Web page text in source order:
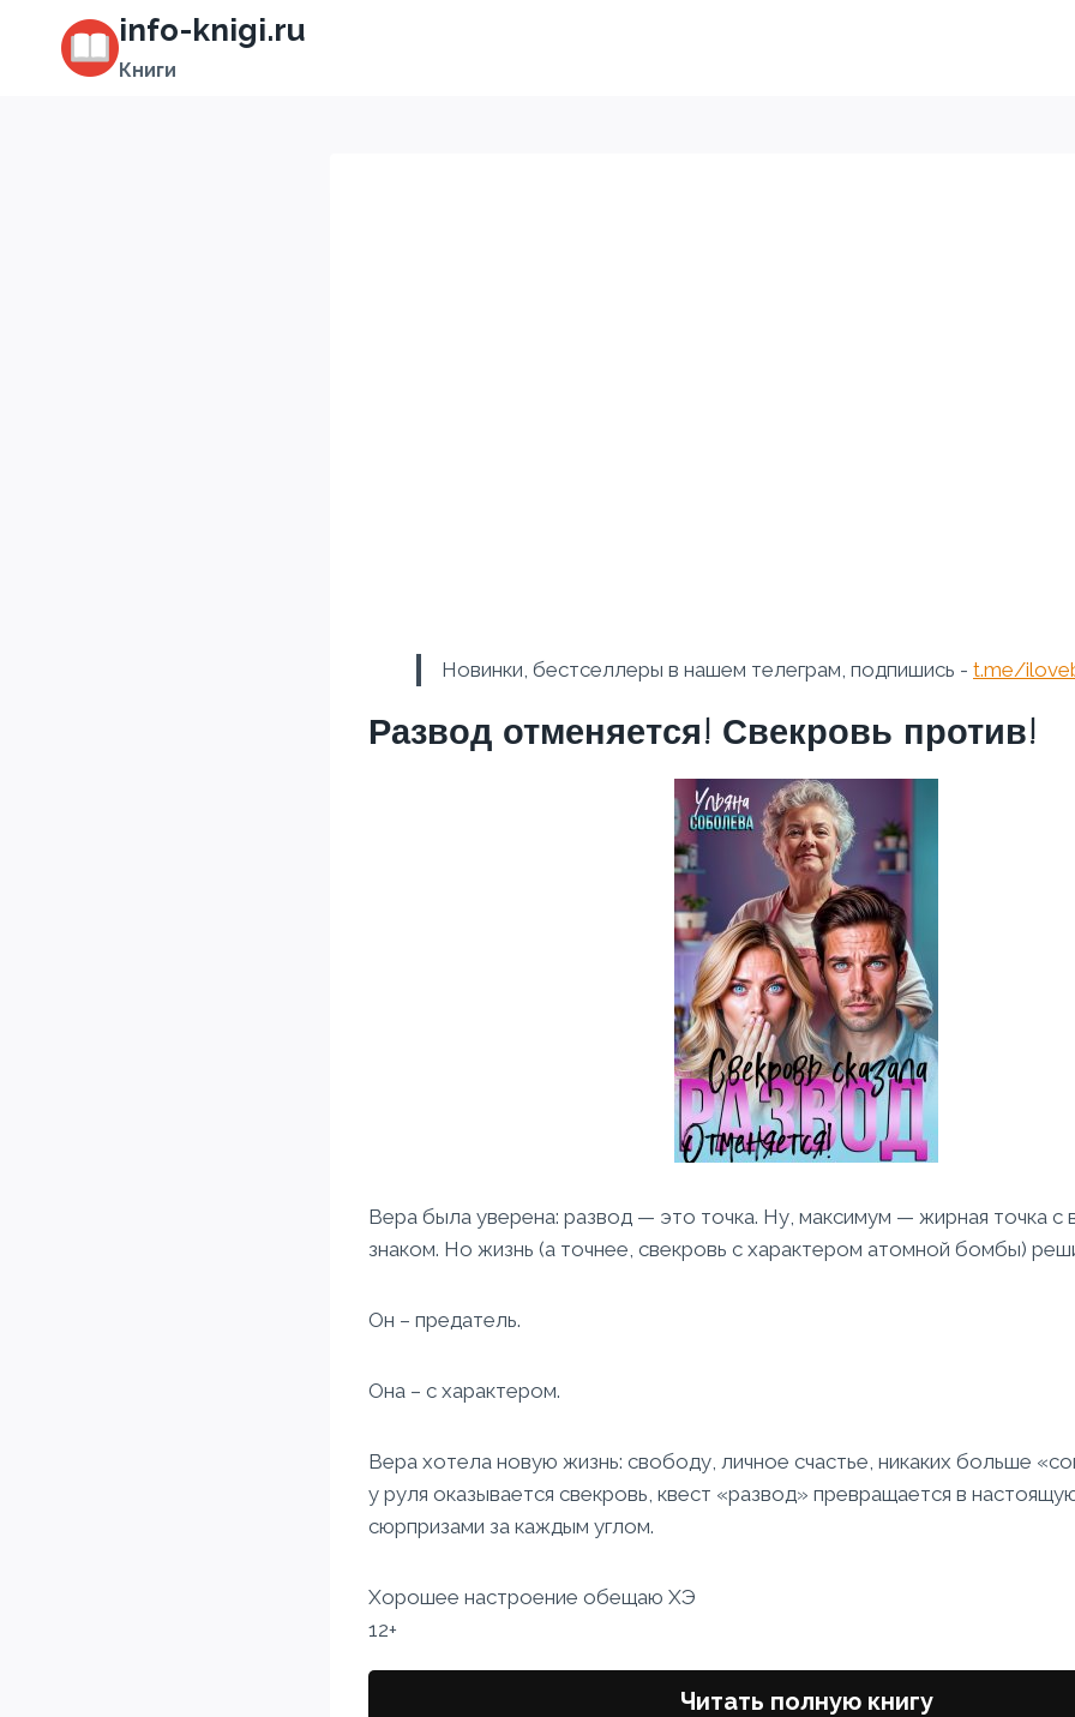
Перейти
содержимому
info-knigi.ru
Книги
Новинки, бестселлеры в нашем телеграм, подпишись - t.me/
Развод отменяется! Свекровь против!
Вера была уверена: развод — это точка. Ну, максимум — жирная точка с
знаком. Но жизнь (а точнее, свекровь с характером атомной бомбы)
Он – предатель.
Она – с характером.
Вера хотела новую жизнь: свободу, личное счастье, никаких больше
у руля оказывается свекровь, квест «развод» превращается в
сюрпризами за каждым углом.
Хорошее настроение обещаю ХЭ
12+
Читать полную книгу